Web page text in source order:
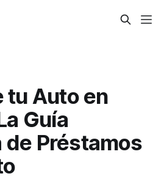
tu Auto en
Guía
de Préstamos